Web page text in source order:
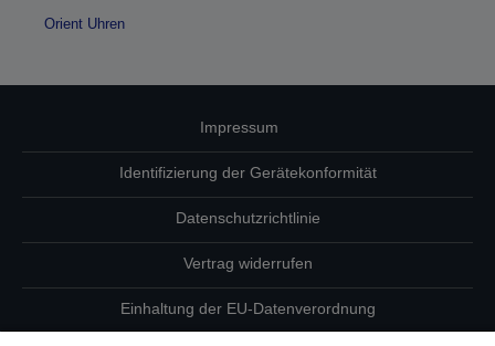
Orient Uhren
Impressum
Identifizierung der Gerätekonformität
Datenschutzrichtlinie
Vertrag widerrufen
Einhaltung der EU-Datenverordnung